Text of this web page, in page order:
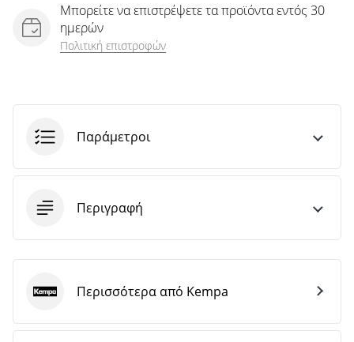
Μπορείτε να επιστρέψετε τα προϊόντα εντός 30
ημερών
Πολιτική επιστροφών
Παράμετροι
Περιγραφή
KempaΠερισσότερα από Kempa